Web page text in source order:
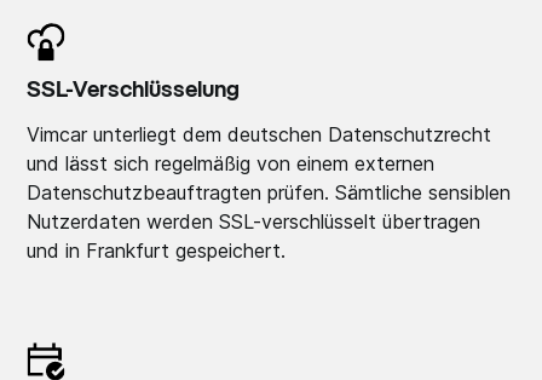
SSL-Verschlüsselung
Vimcar unterliegt dem deutschen Datenschutzrecht
und lässt sich regelmäßig von einem externen
Datenschutzbeauftragten prüfen. Sämtliche sensiblen
Nutzerdaten werden SSL-verschlüsselt übertragen
und in Frankfurt gespeichert.